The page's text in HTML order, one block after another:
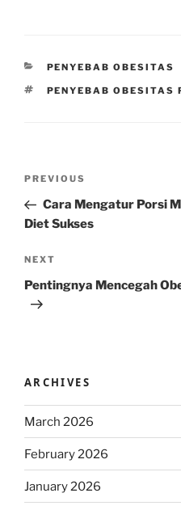
CATEGORIES
PENYEBAB OBESITAS
TAGS
PENYEBAB OBESITAS
Previous
Post
PREVIOUS
Cara Mengatur Porsi
Diet Sukses
Next
Post
NEXT
Pentingnya Mencegah
ARCHIVES
March 2026
February 2026
January 2026